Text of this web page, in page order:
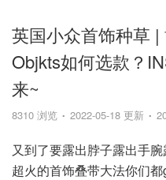
英国小众首饰种草
Objkts如何选款？
来~
8310 浏览 2022-05-18 更新
又到了要露出脖子露出手
超火的首饰叠带大法你们都